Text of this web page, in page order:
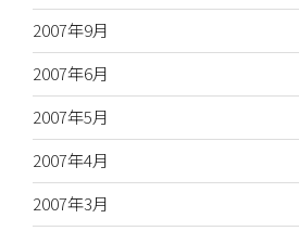
2007年9月
2007年6月
2007年5月
2007年4月
2007年3月